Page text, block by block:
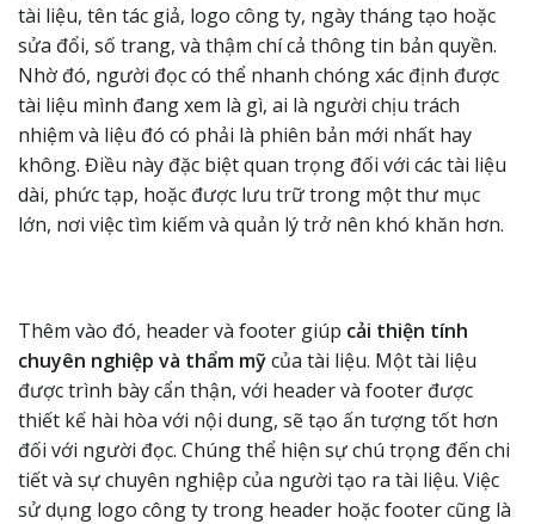
tài liệu, tên tác giả, logo công ty, ngày tháng tạo hoặc
sửa đổi, số trang, và thậm chí cả thông tin bản quyền.
Nhờ đó, người đọc có thể nhanh chóng xác định được
tài liệu mình đang xem là gì, ai là người chịu trách
nhiệm và liệu đó có phải là phiên bản mới nhất hay
không. Điều này đặc biệt quan trọng đối với các tài liệu
dài, phức tạp, hoặc được lưu trữ trong một thư mục
lớn, nơi việc tìm kiếm và quản lý trở nên khó khăn hơn.
Thêm vào đó, header và footer giúp cải thiện tính
chuyên nghiệp và thẩm mỹcủa tài liệu. Một tài liệu
được trình bày cẩn thận, với header và footer được
thiết kế hài hòa với nội dung, sẽ tạo ấn tượng tốt hơn
đối với người đọc. Chúng thể hiện sự chú trọng đến chi
tiết và sự chuyên nghiệp của người tạo ra tài liệu. Việc
sử dụng logo công ty trong header hoặc footer cũng là